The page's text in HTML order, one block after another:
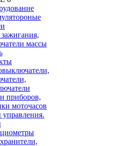
массы
приборов,
моточасов